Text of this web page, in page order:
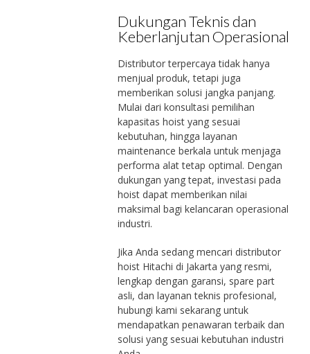
Dukungan Teknis dan
Keberlanjutan Operasional
Distributor terpercaya tidak hanya
menjual produk, tetapi juga
memberikan solusi jangka panjang.
Mulai dari konsultasi pemilihan
kapasitas hoist yang sesuai
kebutuhan, hingga layanan
maintenance berkala untuk menjaga
performa alat tetap optimal. Dengan
dukungan yang tepat, investasi pada
hoist dapat memberikan nilai
maksimal bagi kelancaran operasional
industri.
Jika Anda sedang mencari distributor
hoist Hitachi di Jakarta yang resmi,
lengkap dengan garansi, spare part
asli, dan layanan teknis profesional,
hubungi kami sekarang untuk
mendapatkan penawaran terbaik dan
solusi yang sesuai kebutuhan industri